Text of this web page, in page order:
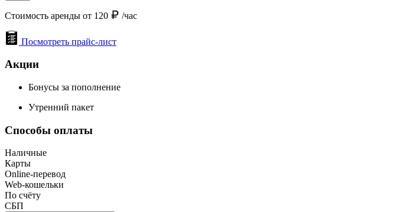
Стоимость аренды от 120 /час
Посмотреть прайс-лист
Акции
Бонусы за пополнение
Утренний пакет
Способы оплаты
Наличные
Карты
Online-перевод
Web-кошельки
По счёту
СБП